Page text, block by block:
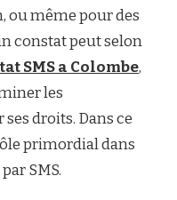
ou même pour des
constat peut selon
SMS a Colombe,
les
droits. Dans ce
primordial dans
SMS.